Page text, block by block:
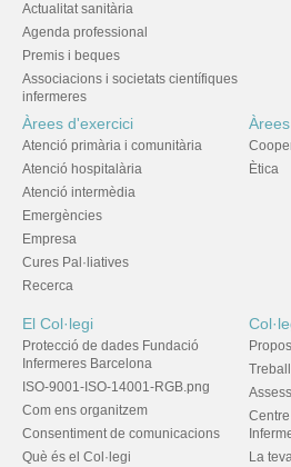
Actualitat sanitària
Agenda professional
Premis i beques
Associacions i societats científiques
infermeres
Àrees d'exercici
Atenció primària i comunitària
Atenció hospitalària
Atenció intermèdia
Emergències
Empresa
Cures Pal·liatives
Recerca
Ètica
El Col·legi
Protecció de dades Fundació
Infermeres Barcelona
ISO-9001-ISO-14001-RGB.png
Com ens organitzem
Consentiment de comunicacions
Què és el Col·legi
Treball
La